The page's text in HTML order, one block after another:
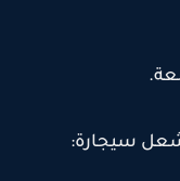
سيجارة: